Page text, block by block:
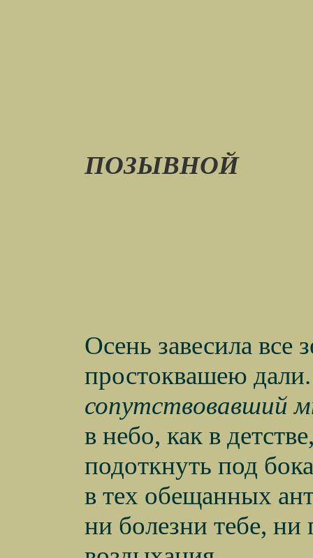
ПОЗЫВНОЙ
Осень завесила все
простоквашею
сопутствовавший
в небо, как в
подоткнуть под
в тех обещанных
ни болезни тебе, ни